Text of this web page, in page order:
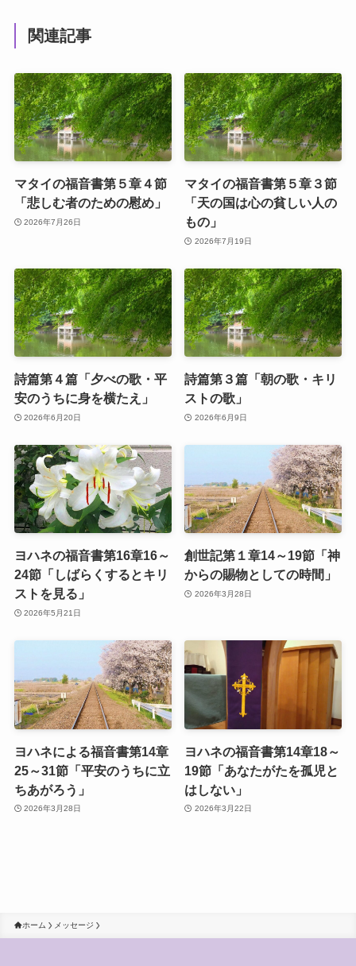
関連記事
マタイの福音書第５章４節
「悲しむ者のための慰め」
2026年7月26日
マタイの福音書第５章３節
「天の国は心の貧しい人の
もの」
2026年7月19日
詩篇第４篇「夕べの歌・平
安のうちに身を横たえ」
2026年6月20日
詩篇第３篇「朝の歌・キリ
ストの歌」
2026年6月9日
ヨハネの福音書第16章16～
24節「しばらくするとキリ
ストを見る」
2026年5月21日
創世記第１章14～19節「神
からの賜物としての時間」
2026年3月28日
ヨハネによる福音書第14章
25～31節「平安のうちに立
ちあがろう」
2026年3月28日
ヨハネの福音書第14章18～
19節「あなたがたを孤児と
はしない」
2026年3月22日
ホーム メッセージ